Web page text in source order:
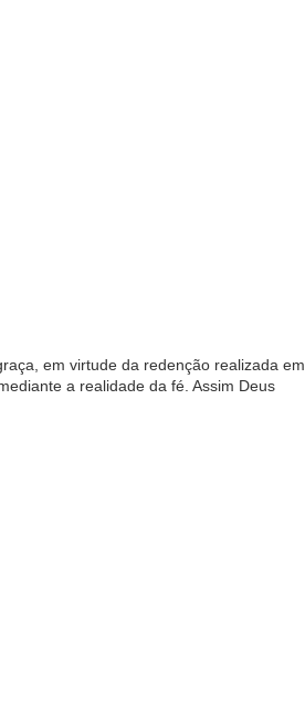
em virtude da redenção realizada em
a realidade da fé. Assim Deus